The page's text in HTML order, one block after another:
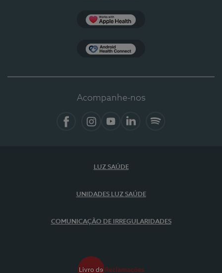
Acompanhe-nos
LUZ SAÚDE
UNIDADES LUZ SAÚDE
COMUNICAÇÃO DE IRREGULARIDADES